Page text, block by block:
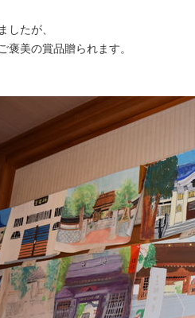
したが、
褒美の賞品贈られます。